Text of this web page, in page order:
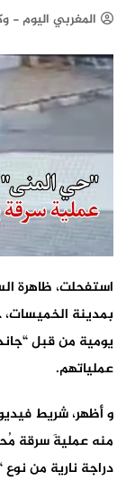
المغربي اليوم -
استفحلت، ظاهرة
بمدينة
يومية من قبل
عملياتهم.
و أظهر، شريط
منه عمليةَ سرقة
دراجة نارية من